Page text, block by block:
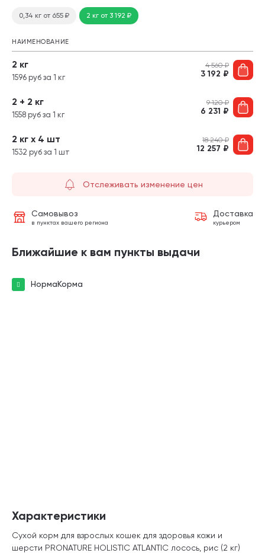
0,34 кг от 655 ₽ 2 кг от 3 192₽
НАИМЕНОВАНИЕ
2 кг
1596 руб за 1 кг
4 560₽
3 192 ₽
2 + 2 кг
1558 руб за 1 кг
9 120₽
6 231 ₽
2 кг х 4 шт
1532 руб за 1 шт
18 240₽
12 257 ₽
Отслеживать изменение цен
Самовывоз
в пунктах вашего региона
Доставка
курьером
Ближайшие к вам пункты выдачи
НормаКорма
Характеристики
Сухой корм для взрослых кошек для здоровья кожи и
шерсти PRONATURE HOLISTIC ATLANTIC лосось, рис (2 кг)